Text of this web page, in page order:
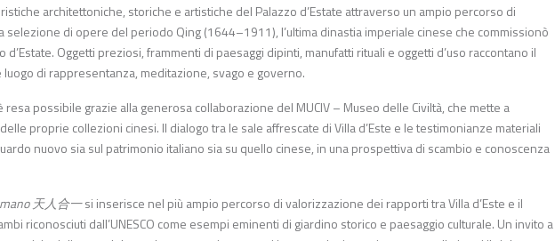
architettoniche, storiche e artistiche del Palazzo d’Estate attraverso un ampio percorso di
selezione di opere del periodo Qing (1644–1911), l’ultima dinastia imperiale cinese che commissionò
Oggetti preziosi, frammenti di paesaggi dipinti, manufatti rituali e oggetti d’uso raccontano il
di rappresentanza, meditazione, svago e governo.
resa possibile grazie alla generosa collaborazione del MUCIV – Museo delle Civiltà, che mette a
proprie collezioni cinesi. Il dialogo tra le sale affrescate di Villa d’Este e le testimonianze materiali
nuovo sia sul patrimonio italiano sia su quello cinese, in una prospettiva di scambio e conoscenza
天人合一si inserisce nel più ampio percorso di valorizzazione dei rapporti tra Villa d’Este e il
riconosciuti dall’UNESCO come esempi eminenti di giardino storico e paesaggio culturale. Un invito a